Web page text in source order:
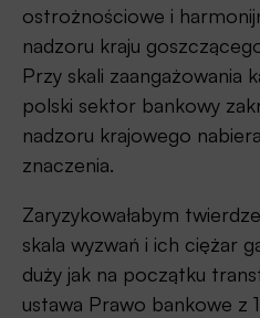
ostrożnościowe i
nadzoru kraju
Przy skali zaangażowania
polski sektor bankowy
nadzoru krajowego
znaczenia.
Zaryzykowałabym
skala wyzwań i ich ciężar
duży jak na początku
ustawa Prawo bankowe z